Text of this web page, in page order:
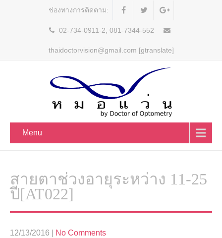
ช่องทางการติดตาม:
02-734-0911-2, 081-7344-552
thaidoctorvision@gmail.com [gtranslate]
Menu
สายตาช่วงอายุระหว่าง 11-25
ปี[AT022]
12/13/2016 No Comments